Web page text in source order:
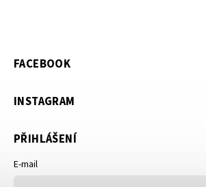
FACEBOOK
INSTAGRAM
PŘIHLÁŠENÍ
E-mail